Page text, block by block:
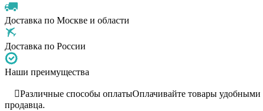
Доставка по Москве и области
Доставка по России
Наши преимущества
Различные способы оплатыОплачивайте товары удобными
продавца.